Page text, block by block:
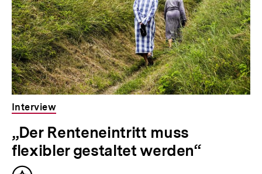
Interview
„Der Renteneintritt muss
flexibler gestaltet werden“